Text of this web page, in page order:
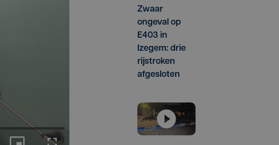
Zwaar
ongeval op
E403 in
Izegem: drie
rijstroken
afgesloten